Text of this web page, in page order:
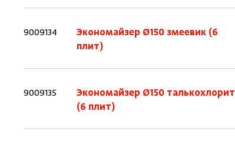
9009134
Экономайзер Ø150 змеевик (6
плит)
9009135
Экономайзер Ø150 талькохлорит
(6 плит)